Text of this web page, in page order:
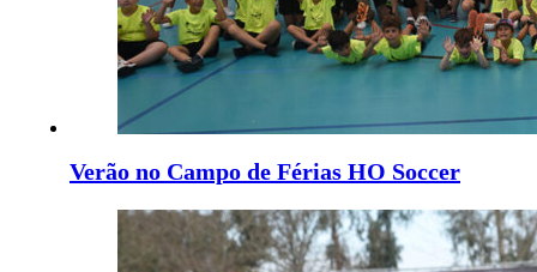
Verão no Campo de Férias HO Soccer